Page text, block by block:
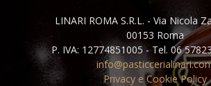
LINARI ROMA S.R.L. - Via Nicola
00153 Roma
P. IVA: 12774851005 - Tel. 06
Privacy e Cookie Policy